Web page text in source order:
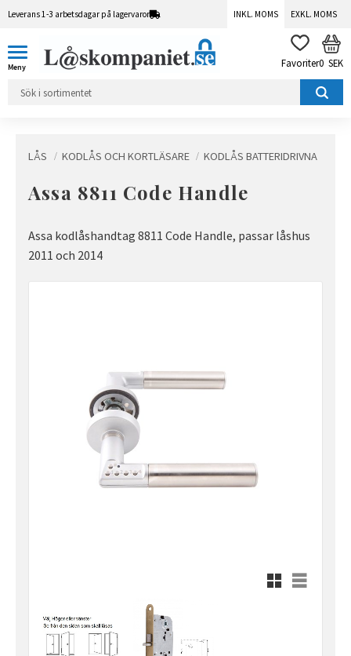
Leverans 1-3 arbetsdagar på lagervaror INKL. MOMS EXKL. MOMS
FAVORITER
0 SEK
LÅS KODLÅS OCH KORTLÄSARE KODLÅS BATTERIDRIVNA
Assa 8811 Code Handle
Assa kodlåshandtag 8811 Code Handle, passar låshus
2011 och 2014
Rutnätsvy
Listvy